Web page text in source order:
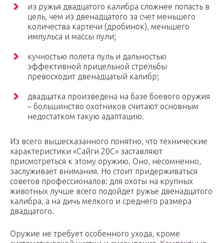
из ружья двадцатого калибра сложнее попасть в
цель, чем из двенадцатого за счет меньшего
количества картечи (дробинок), меньшего
импульса и массы пули;
кучностью полета пуль и дальностью
эффективной прицельной стрельбы
превосходит двенадцатый калибр;
двадцатка произведена на базе боевого оружия
– большинство охотников считают основным
недостатком такую адаптацию.
Из всего вышесказанного понятно, что технические
характеристики «Сайги 20С» заставляют
присмотреться к этому оружию. Оно, несомненно,
заслуживает внимания. Но стоит придерживаться
советов профессионалов: для охоты на крупных
животных лучше всего подойдет ружье двенадцатого
калибра, а на дичь мелкого и среднего размера
двадцатого.
Оружие не требует особенного ухода, кроме